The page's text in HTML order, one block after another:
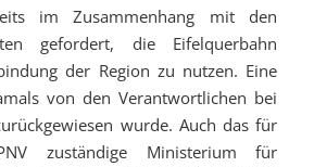
im Zusammenhang mit den
gefordert, die Eifelquerbahn
der Region zu nutzen. Eine
von den Verantwortlichen bei
wurde. Auch das für
zuständige Ministerium für